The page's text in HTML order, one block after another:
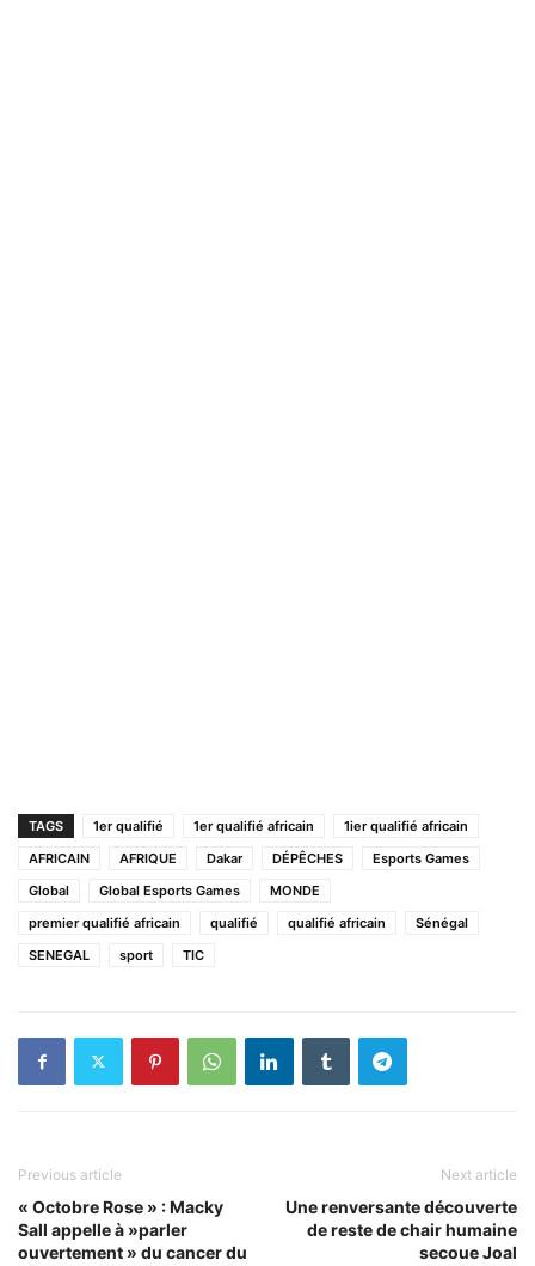
TAGS 1er qualifié 1er qualifié africain
1ier qualifié africain
AFRICAIN
AFRIQUE Dakar DÉPÊCHES
Esports Games
Global
Global Esports Games
MONDE
premier qualifié africain
qualifié qualifié africain
Sénégal
SENEGAL
sport TIC
Previous article
« Octobre Rose » : Macky
Sall appelle à »parler
ouvertement » du cancer du
Next article
Une renversante découverte
de reste de chair humaine
secoue Joal